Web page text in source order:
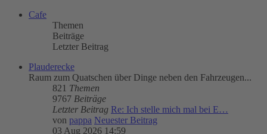
Cafe
Themen
Beiträge
Letzter Beitrag
Plauderecke
Raum zum Quatschen über Dinge neben den Fahrzeugen...
821 Themen
9767 Beiträge
Letzter Beitrag Re: Ich stelle mich mal bei E…
von pappa Neuester Beitrag
03 Aug 2026 14:59